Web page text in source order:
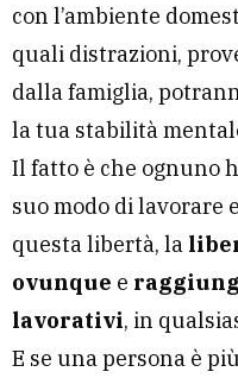
con l’ambiente
quali distrazioni,
dalla famiglia,
la tua stabilità
Il fatto è che ognuno
suo modo di lavorare
questa libertà, la
ovunque e
lavorativi, in
E se una persona è